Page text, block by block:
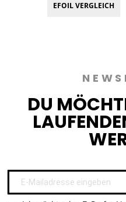
EFOIL VERGLEICH
DU